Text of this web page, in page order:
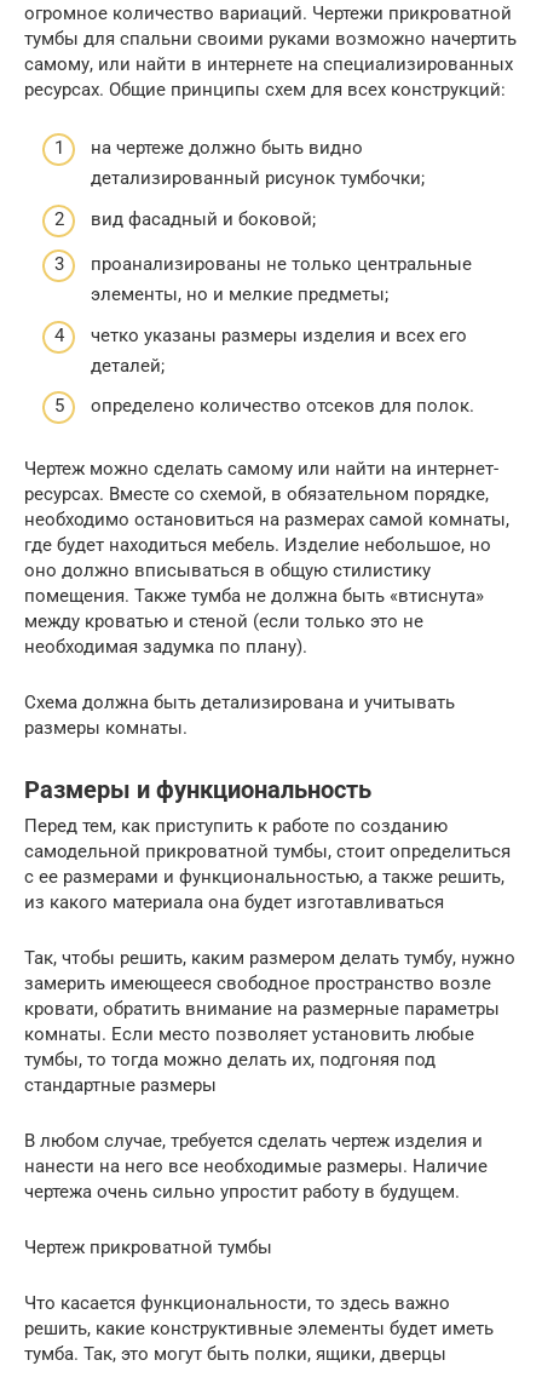
огромное количество вариаций. Чертежи прикроватной
тумбы для спальни своими руками возможно начертить
самому, или найти в интернете на специализированных
ресурсах. Общие принципы схем для всех конструкций:
на чертеже должно быть видно
детализированный рисунок тумбочки;
вид фасадный и боковой;
проанализированы не только центральные
элементы, но и мелкие предметы;
четко указаны размеры изделия и всех его
деталей;
определено количество отсеков для полок.
Чертеж можно сделать самому или найти на интернет-
ресурсах. Вместе со схемой, в обязательном порядке,
необходимо остановиться на размерах самой комнаты,
где будет находиться мебель. Изделие небольшое, но
оно должно вписываться в общую стилистику
помещения. Также тумба не должна быть «втиснута»
между кроватью и стеной (если только это не
необходимая задумка по плану).
Схема должна быть детализирована и учитывать
размеры комнаты.
Размеры и функциональность
Перед тем, как приступить к работе по созданию
самодельной прикроватной тумбы, стоит определиться
с ее размерами и функциональностью, а также решить,
из какого материала она будет изготавливаться
Так, чтобы решить, каким размером делать тумбу, нужно
замерить имеющееся свободное пространство возле
кровати, обратить внимание на размерные параметры
комнаты. Если место позволяет установить любые
тумбы, то тогда можно делать их, подгоняя под
стандартные размеры
В любом случае, требуется сделать чертеж изделия и
нанести на него все необходимые размеры. Наличие
чертежа очень сильно упростит работу в будущем.
Чертеж прикроватной тумбы
Что касается функциональности, то здесь важно
решить, какие конструктивные элементы будет иметь
тумба. Так, это могут быть полки, ящики, дверцы